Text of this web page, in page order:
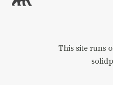
This site runs